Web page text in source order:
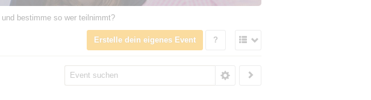
und bestimme so wer teilnimmt?
Erstelle dein eigenes Event ?